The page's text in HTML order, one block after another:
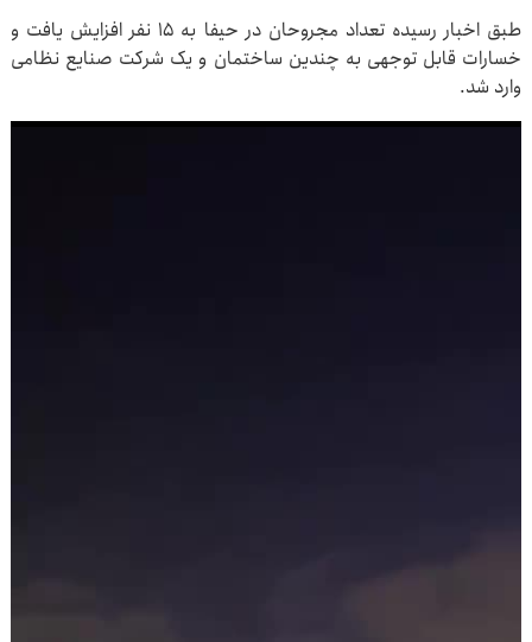
طبق اخبار رسیده تعداد مجروحان در حیفا به ۱۵ نفر افزایش یافت و
خسارات قابل توجهی به چندین ساختمان و یک شرکت صنایع نظامی
وارد شد.